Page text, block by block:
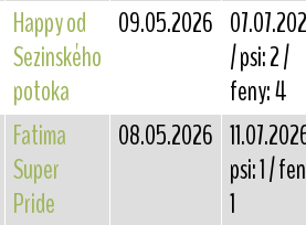
Happy od
Sezinského
potoka
09.05.2026
/ psi: 2 /
feny: 4
Fatima
Super
Pride
08.05.2026
psi: 1 /
1